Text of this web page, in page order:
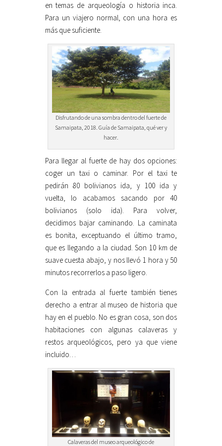
en temas de arqueología o historia inca.
Para un viajero normal, con una hora es
más que suficiente.
Disfrutando de una sombra dentro del fuerte de
Samaipata, 2018. Guía de Samaipata, qué ver y
hacer.
Para llegar al fuerte de hay dos opciones:
coger un taxi o caminar. Por el taxi te
pedirán 80 bolivianos ida, y 100 ida y
vuelta, lo acabamos sacando por 40
bolivianos (solo ida). Para volver,
decidimos bajar caminando. La caminata
es bonita, exceptuando el último tramo,
que es llegando a la ciudad. Son 10 km de
suave cuesta abajo, y nos llevó 1 hora y 50
minutos recorrerlos a paso ligero.
Con la entrada al fuerte también tienes
derecho a entrar al museo de historia que
hay en el pueblo. No es gran cosa, son dos
habitaciones con algunas calaveras y
restos arqueológicos, pero ya que viene
incluido…
Calaveras del museo arqueológico de